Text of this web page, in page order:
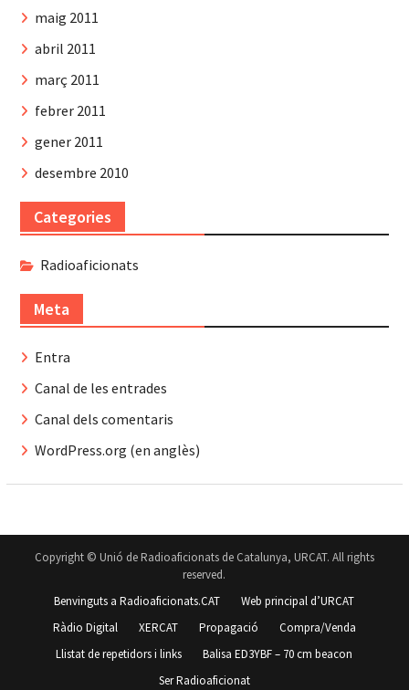
maig 2011
abril 2011
març 2011
febrer 2011
gener 2011
desembre 2010
Categories
Radioaficionats
Meta
Entra
Canal de les entrades
Canal dels comentaris
WordPress.org (en anglès)
Copyright © Unió de Radioaficionats de Catalunya, URCAT. All rights
reserved.
Benvinguts a Radioaficionats.CAT
Web principal d’URCAT
Ràdio Digital
XERCAT Propagació
Compra/Venda
Llistat de repetidors i links
Balisa ED3YBF – 70 cm beacon
Ser Radioaficionat